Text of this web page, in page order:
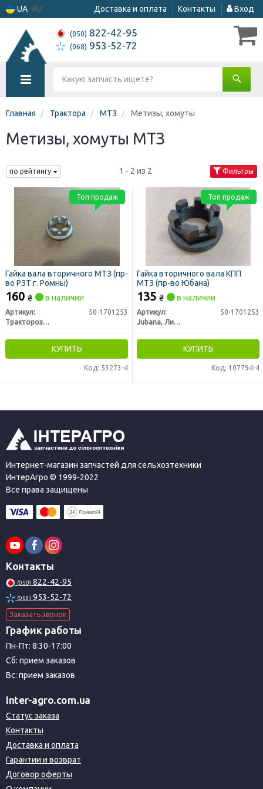
UA RU Доставка и оплата Контакты Вход
(050) 822-42-95
(068) 953-52-72
Главная Трактора МТЗ Метизы, хомуты
Метизы, хомуты МТЗ
по рейтингу 1 - 2 из 2 Фильтры
Гайка вала вторичного МТЗ (пр-
во РЗТ г. Ромны)
160 ₴ в наличии
Артикул:
50-1701253
Тракторозапчасть г. Ромны
КУПИТЬ
Код: 53273-4
Топ продаж
Гайка вторичного вала КПП
МТЗ (пр-во Юбана)
135 ₴ в наличии
Артикул:
50-1701253
Jubana, Литва
КУПИТЬ
Код: 107794-4
Топ продаж
Интернет-магазин запчастей для сельхозтехники
ИнтерАгро © 1999-2022
Все права защищены
Контакты
(050) 822-42-95
(068) 953-52-72
Заказать звонок
График работы
Пн-Пт: 8:30-17:00
Сб: прием заказов
Вс: прием заказов
Inter-agro.com.ua
Статус заказа
Контакты
Доставка и оплата
Гарантии и возврат
Договор оферты